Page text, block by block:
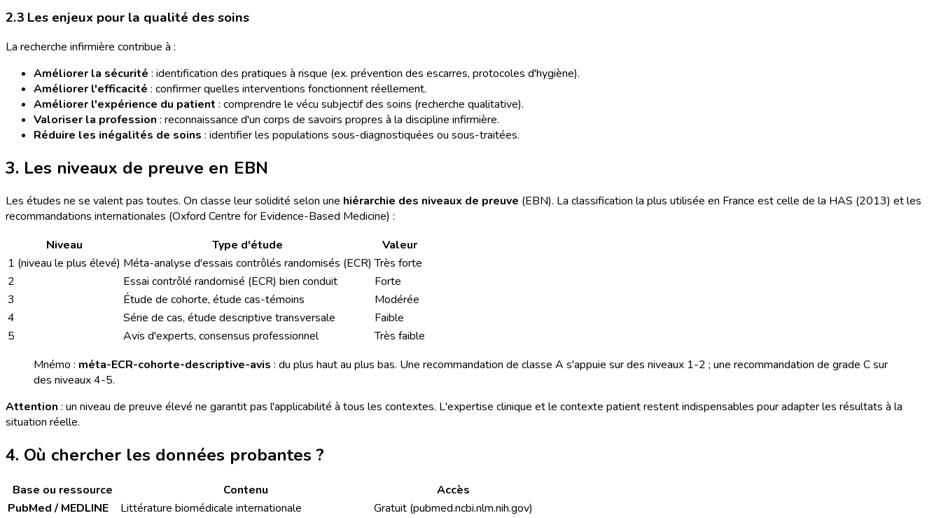
2.3 Les enjeux pour la qualité des soins
La recherche infirmière contribue à :
Améliorer la sécurité : identification des pratiques à risque (ex. prévention des escarres, protocoles d'hygiène).
Améliorer l'efficacité : confirmer quelles interventions fonctionnent réellement.
Améliorer l'expérience du patient : comprendre le vécu subjectif des soins (recherche qualitative).
Valoriser la profession : reconnaissance d'un corps de savoirs propres à la discipline infirmière.
Réduire les inégalités de soins : identifier les populations sous-diagnostiquées ou sous-traitées.
3. Les niveaux de preuve en EBN
Les études ne se valent pas toutes. On classe leur solidité selon une hiérarchie des niveaux de preuve (EBN). La classification la plus utilisée en France est celle de la HAS (2013) et les
recommandations internationales (Oxford Centre for Evidence-Based Medicine) :
Niveau
Type d'étude
Valeur
1 (niveau le plus élevé) Méta-analyse d'essais contrôlés randomisés (ECR) Très forte
2
Essai contrôlé randomisé (ECR) bien conduit
Forte
3
Étude de cohorte, étude cas-témoins
Modérée
4
Série de cas, étude descriptive transversale
Faible
5
Avis d'experts, consensus professionnel
Très faible
Mnémo : méta-ECR-cohorte-descriptive-avis : du plus haut au plus bas. Une recommandation de classe A s'appuie sur des niveaux 1-2 ; une recommandation de grade C sur
des niveaux 4-5.
Attention : un niveau de preuve élevé ne garantit pas l'applicabilité à tous les contextes. L'expertise clinique et le contexte patient restent indispensables pour adapter les résultats à la
situation réelle.
4. Où chercher les données probantes ?
Base ou ressource Contenu
Accès
PubMed / MEDLINE
Littérature biomédicale internationale
Gratuit (pubmed.ncbi.nlm.nih.gov)